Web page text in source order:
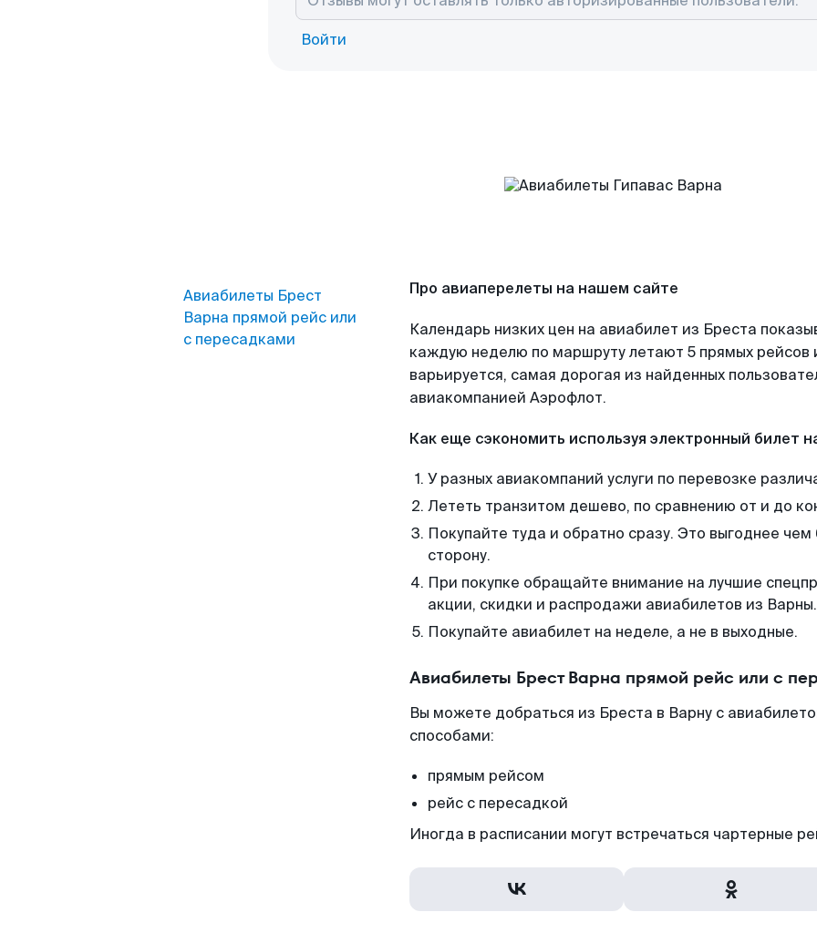
Войти
Авиабилеты Брест
Варна прямой рейс или
с пересадками
Про авиаперелеты на нашем сайте
Календарь низких цен на авиабилет из Бреста
каждую неделю по маршруту летают 5 прямых рейсов
варьируется, самая дорогая из найденных
авиакомпанией Аэрофлот.
Как еще сэкономить используя электронный билет
У разных авиакомпаний услуги по перевозке
Лететь транзитом дешево, по сравнению от и до
Покупайте туда и обратно сразу. Это выгоднее
сторону.
При покупке обращайте внимание на лучшие
акции, скидки и распродажи авиабилетов из Варны.
Покупайте авиабилет на неделе, а не в выходные.
Авиабилеты Брест Варна прямой рейс или с
Вы можете добраться из Бреста в Варну с
способами:
прямым рейсом
рейс с пересадкой
Иногда в расписании могут встречаться чартерные